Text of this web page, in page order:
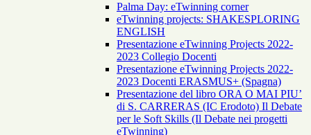
Palma Day: eTwinning corner
eTwinning projects: SHAKESPLORING
ENGLISH
Presentazione eTwinning Projects 2022-
2023 Collegio Docenti
Presentazione eTwinning Projects 2022-
2023 Docenti ERASMUS+ (Spagna)
Presentazione del libro ORA O MAI PIU’
di S. CARRERAS (IC Erodoto) Il Debate
per le Soft Skills (Il Debate nei progetti
eTwinning)